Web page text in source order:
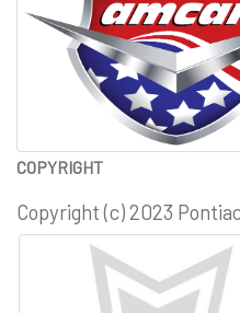
COPYRIGHT
Copyright (c) 2023